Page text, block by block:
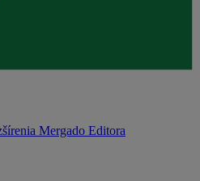
Mergado Editora